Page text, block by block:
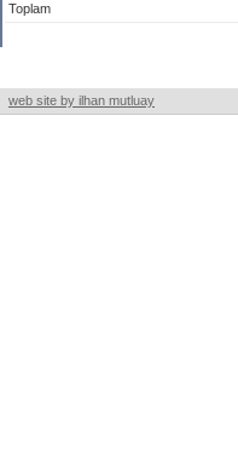
Toplam
web site by ilhan mutluay